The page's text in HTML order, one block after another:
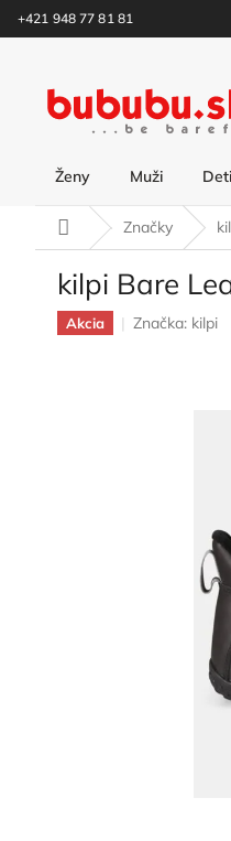
Prejsť+421 948 77 81 81
Ženy Muži Deti
DomovZnačky
kilpi Bare
Akcia Značka: kilpi